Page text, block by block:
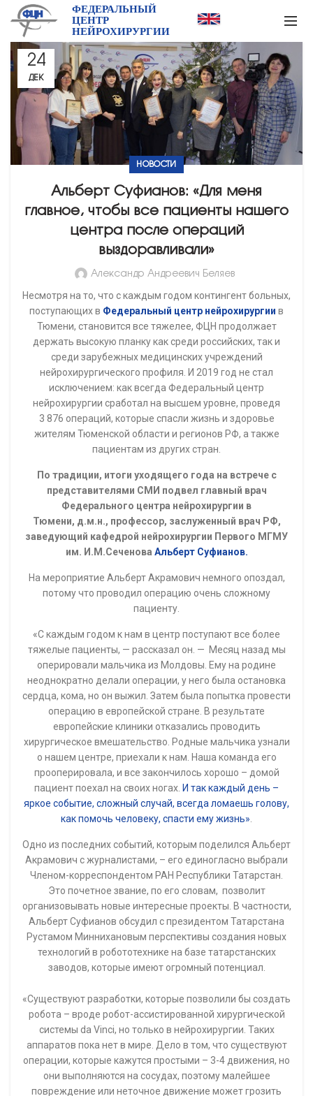
ФЕДЕРАЛЬНЫЙ
ЦЕНТР
НЕЙРОХИРУРГИИ
24
ДЕК
НОВОСТИ
Альберт Суфианов: «Для меня
главное, чтобы все пациенты нашего
центра после операций
выздоравливали»
Александр Андреевич Беляев
Несмотря на то, что с каждым годом контингент больных,
поступающих в Федеральный центр нейрохирургии в
Тюмени, становится все тяжелее, ФЦН продолжает
держать высокую планку как среди российских, так и
среди зарубежных медицинских учреждений
нейрохирургического профиля. И 2019 год не стал
исключением: как всегда Федеральный центр
нейрохирургии сработал на высшем уровне, проведя
3 876 операций, которые спасли жизнь и здоровье
жителям Тюменской области и регионов РФ, а также
пациентам из других стран.
По традиции, итоги уходящего года на встрече с
представителями СМИ подвел главный врач
Федерального центра нейрохирургии в
Тюмени, д.м.н., профессор, заслуженный врач РФ,
заведующий кафедрой нейрохирургии Первого МГМУ
им. И.М.Сеченова Альберт Суфианов.
На мероприятие Альберт Акрамович немного опоздал,
потому что проводил операцию очень сложному
пациенту.
«С каждым годом к нам в центр поступают все более
тяжелые пациенты, — рассказал он. — Месяц назад мы
оперировали мальчика из Молдовы. Ему на родине
неоднократно делали операции, у него была остановка
сердца, кома, но он выжил. Затем была попытка провести
операцию в европейской стране. В результате
европейские клиники отказались проводить
хирургическое вмешательство. Родные мальчика узнали
о нашем центре, приехали к нам. Наша команда его
прооперировала, и все закончилось хорошо – домой
пациент поехал на своих ногах. И так каждый день –
яркое событие, сложный случай, всегда ломаешь голову,
как помочь человеку, спасти ему жизнь».
Одно из последних событий, которым поделился Альберт
Акрамович с журналистами, – его единогласно выбрали
Членом-корреспондентом РАН Республики Татарстан.
Это почетное звание, по его словам, позволит
организовывать новые интересные проекты. В частности,
Альберт Суфианов обсудил с президентом Татарстана
Рустамом Миннихановым перспективы создания новых
технологий в робототехнике на базе татарстанских
заводов, которые имеют огромный потенциал.
«Существуют разработки, которые позволили бы создать
робота – вроде робот-ассистированной хирургической
системы da Vinci, но только в нейрохирургии. Таких
аппаратов пока нет в мире. Дело в том, что существуют
операции, которые кажутся простыми – 3-4 движения, но
они выполняются на сосудах, поэтому малейшее
повреждение или неточное движение может грозить